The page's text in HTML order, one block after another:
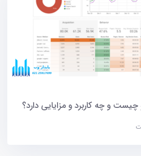
چیست و چه کاربرد و مزایایی دارد؟